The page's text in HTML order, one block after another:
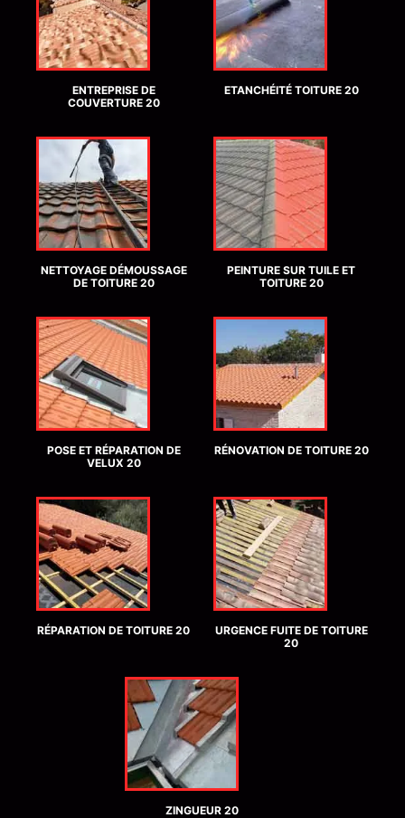
ENTREPRISE DE
COUVERTURE 20
ETANCHÉITÉ TOITURE 20
NETTOYAGE DÉMOUSSAGE
DE TOITURE 20
PEINTURE SUR TUILE ET
TOITURE 20
POSE ET RÉPARATION DE
VELUX 20
RÉNOVATION DE TOITURE 20
RÉPARATION DE TOITURE 20
URGENCE FUITE DE TOITURE
20
ZINGUEUR 20